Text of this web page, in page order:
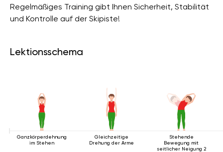
Regelmäßiges Training gibt Ihnen Sicherheit, Stabilität
und Kontrolle auf der Skipiste!
Lektionsschema
Ganzkörperdehnung
im Stehen
Gleichzeitige
Drehung der Arme
Stehende
Bewegung mit
seitlicher Neigung 2